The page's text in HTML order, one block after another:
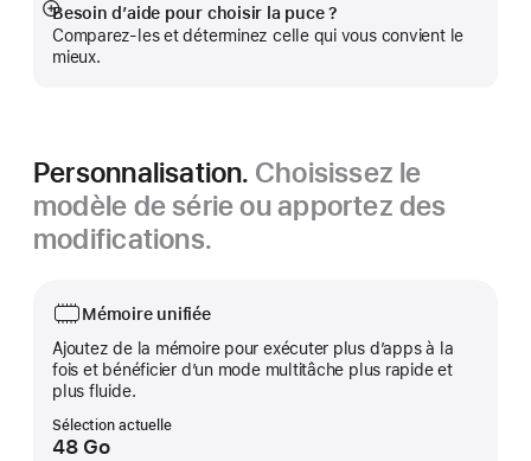
Besoin d’aide pour choisir la puce ?
Comparez-les et déterminez celle qui vous convient le
mieux.
Afficher
plus
Personnalisation. Choisissez le
modèle de série ou apportez des
modifications.
Mémoire unifiée
Ajoutez de la mémoire pour exécuter plus d’apps à la
fois et bénéficier d’un mode multitâche plus rapide et
plus fluide.
Sélection actuelle
48 Go